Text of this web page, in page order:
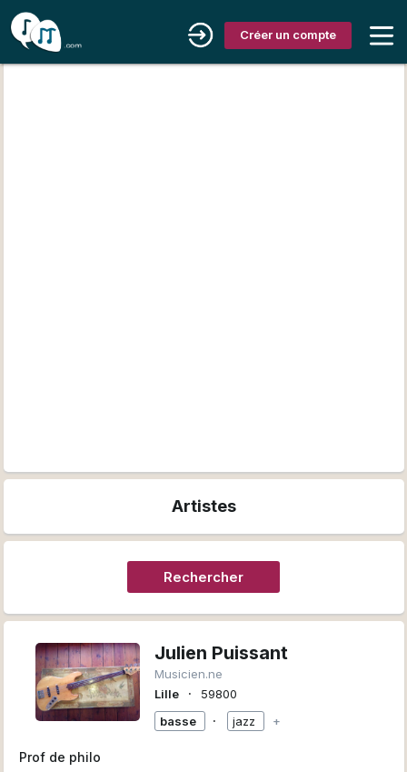
Créer un compte
Artistes
Rechercher
Julien Puissant
Musicien.ne
Lille
∙
59800
basse
∙ jazz +
Prof de philo